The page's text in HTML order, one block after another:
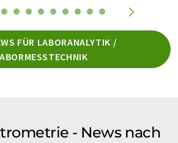
FÜR LABORANALYTIK /
- News nach